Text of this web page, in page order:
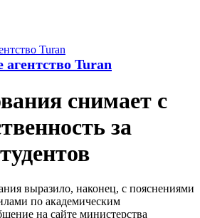
Turan
снимает с
за
выразило, наконец, с пояснениями
по академическим
на сайте министерства